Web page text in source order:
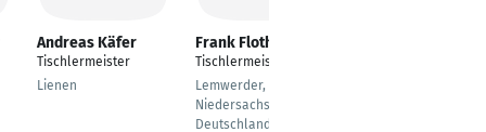
Andreas Käfer
Tischlermeister
Lienen
Frank Flothmeier
Tischlermeister
Lemwerder,
Niedersachsen,
Deutschland